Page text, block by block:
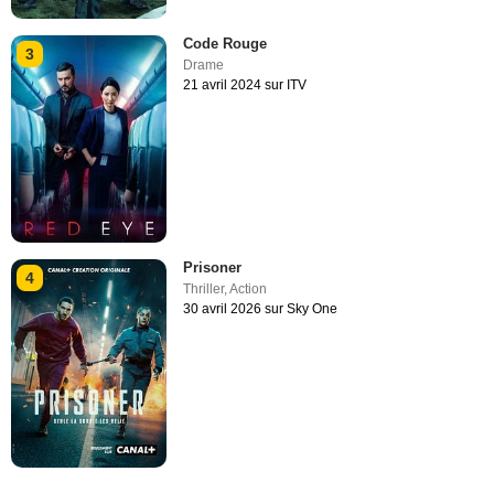
3
Code Rouge
Drame
21 avril 2024 sur ITV
4
Prisoner
Thriller,Action
30 avril 2026 sur Sky One